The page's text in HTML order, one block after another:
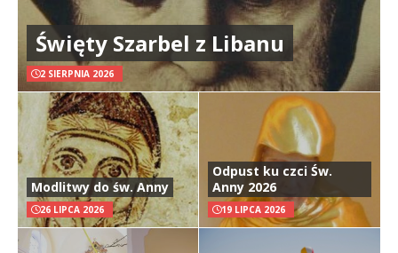
Święty Szarbel z Libanu
2 SIERPNIA 2026
Modlitwy do św. Anny
26 LIPCA 2026
Odpust ku czci Św.
Anny 2026
19 LIPCA 2026